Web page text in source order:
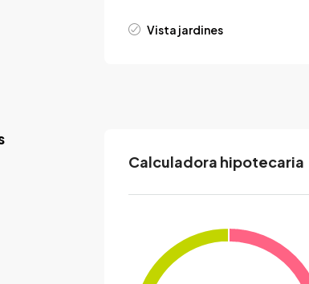
Vista jardines
Calculadora hipotecaria